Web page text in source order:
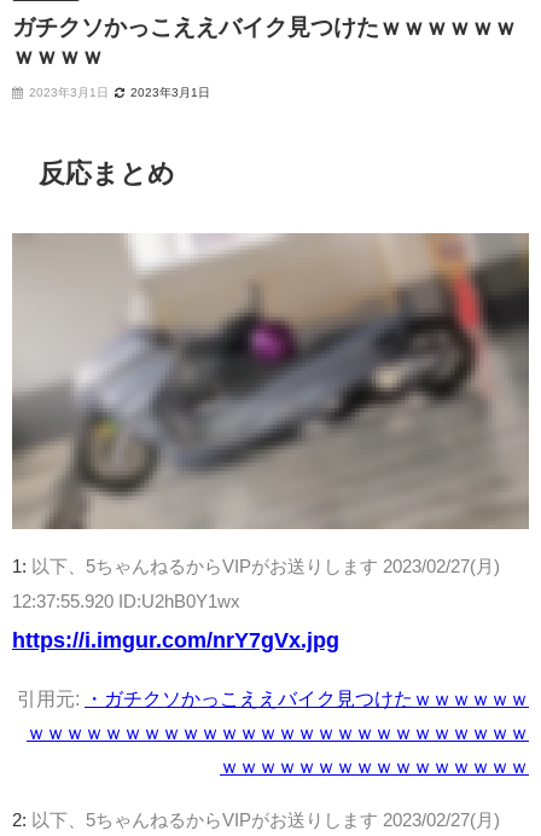
ガチクソかっこええバイク見つけたｗｗｗｗｗｗ
ｗｗｗｗ
2023年3月1日 2023年3月1日
反応まとめ
1: 以下、5ちゃんねるからVIPがお送りします 2023/02/27(月)
12:37:55.920 ID:U2hB0Y1wx
https://i.imgur.com/nrY7gVx.jpg
引用元:
・ガチクソかっこええバイク見つけたｗｗｗｗｗｗ
ｗｗｗｗｗｗｗｗｗｗｗｗｗｗｗｗｗｗｗｗｗｗｗｗｗｗ
ｗｗｗｗｗｗｗｗｗｗｗｗｗｗｗｗ
2: 以下、5ちゃんねるからVIPがお送りします 2023/02/27(月)